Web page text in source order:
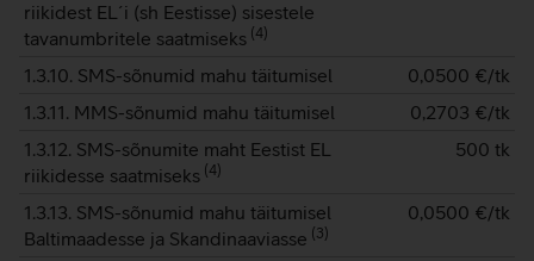
riikidest EL´i (sh Eestisse) sisestele
tavanumbritele saatmiseks (4)
1.3.10. SMS-sõnumid mahu täitumisel 0,0500 €/tk
1.3.11. MMS-sõnumid mahu täitumisel
0,2703 €/tk
1.3.12. SMS-sõnumite maht Eestist EL
riikidesse saatmiseks (4)
500 tk
1.3.13. SMS-sõnumid mahu täitumisel
Baltimaadesse ja Skandinaaviasse (3)
0,0500 €/tk